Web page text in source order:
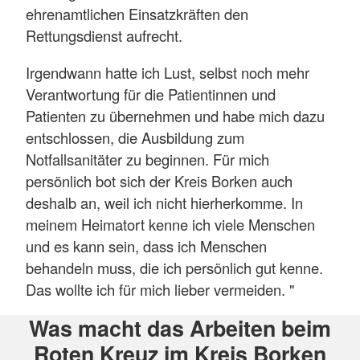
ehrenamtlichen Einsatzkräften den
Rettungsdienst aufrecht.
Irgendwann hatte ich Lust, selbst noch mehr
Verantwortung für die Patientinnen und
Patienten zu übernehmen und habe mich dazu
entschlossen, die Ausbildung zum
Notfallsanitäter zu beginnen. Für mich
persönlich bot sich der Kreis Borken auch
deshalb an, weil ich nicht hierherkomme. In
meinem Heimatort kenne ich viele Menschen
und es kann sein, dass ich Menschen
behandeln muss, die ich persönlich gut kenne.
Das wollte ich für mich lieber vermeiden. "
Was macht das Arbeiten beim
Roten Kreuz im Kreis Borken